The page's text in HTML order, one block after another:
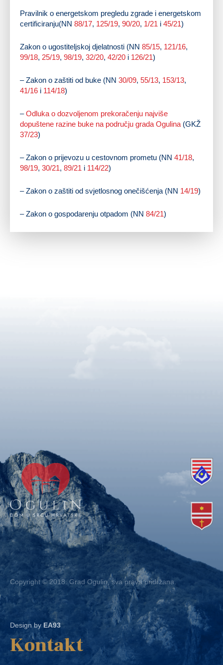
Pravilnik o energetskom pregledu zgrade i energetskom
certificiranju(NN 88/17, 125/19, 90/20, 1/21 i 45/21)
Zakon o ugostiteljskoj djelatnosti (NN 85/15, 121/16,
99/18, 25/19, 98/19, 32/20, 42/20 i 126/21)
– Zakon o zaštiti od buke (NN 30/09, 55/13, 153/13,
41/16 i 114/18)
–Odluka o dozvoljenom prekoračenju najviše
dopuštene razine buke na području grada Ogulina (GKŽ
37/23)
– Zakon o prijevozu u cestovnom prometu (NN 41/18,
98/19, 30/21, 89/21 i 114/22)
– Zakon o zaštiti od svjetlosnog onečišćenja (NN 14/19)
– Zakon o gospodarenju otpadom (NN 84/21)
Copyright © 2018. Grad Ogulin, sva prava pridržana.
EA93
Kontakt